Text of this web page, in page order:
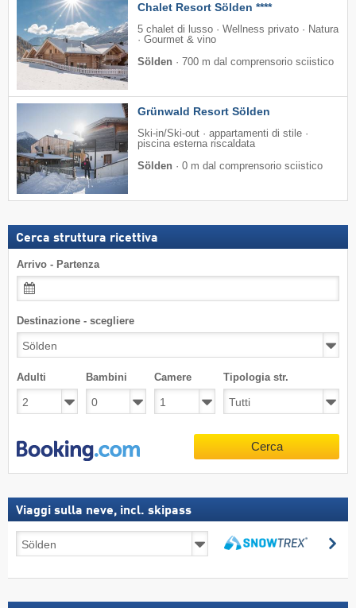
Chalet Resort Sölden ****
5 chalet di lusso · Wellness privato · Natura
· Gourmet & vino
Sölden · 700 m dal comprensorio sciistico
Grünwald Resort Sölden
Ski-in/Ski-out · appartamenti di stile ·
piscina esterna riscaldata
Sölden · 0 m dal comprensorio sciistico
Cerca struttura ricettiva
Arrivo - Partenza
Destinazione - scegliere
Adulti Bambini Camere Tipologia str.
Cerca
Viaggi sulla neve, incl. skipass
sulla
incl.